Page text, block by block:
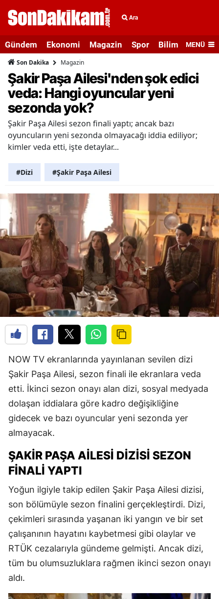
Ara
Gündem Ekonomi Magazin Spor Bilim veMENÜ
Son Dakika Magazin
Şakir Paşa Ailesi'nden şok edici
veda: Hangi oyuncular yeni
sezonda yok?
Şakir Paşa Ailesi sezon finali yaptı; ancak bazı
oyuncuların yeni sezonda olmayacağı iddia ediliyor;
kimler veda etti, işte detaylar...
#Dizi #Şakir Paşa Ailesi
NOW TV ekranlarında yayınlanan sevilen dizi
Şakir Paşa Ailesi, sezon finali ile ekranlara veda
etti. İkinci sezon onayı alan dizi, sosyal medyada
dolaşan iddialara göre kadro değişikliğine
gidecek ve bazı oyuncular yeni sezonda yer
almayacak.
ŞAKIR PAŞA AILESI DIZISI SEZON
FINALI YAPTI
Yoğun ilgiyle takip edilen Şakir Paşa Ailesi dizisi,
son bölümüyle sezon finalini gerçekleştirdi. Dizi,
çekimleri sırasında yaşanan iki yangın ve bir set
çalışanının hayatını kaybetmesi gibi olaylar ve
RTÜK cezalarıyla gündeme gelmişti. Ancak dizi,
tüm bu olumsuzluklara rağmen ikinci sezon onayı
aldı.